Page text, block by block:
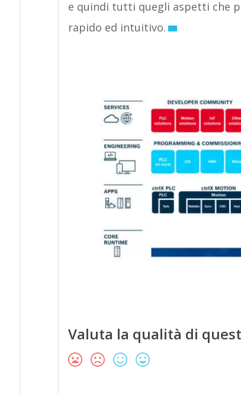
e quindi tutti quegli aspetti che
rapido ed intuitivo.
Valuta la qualità di